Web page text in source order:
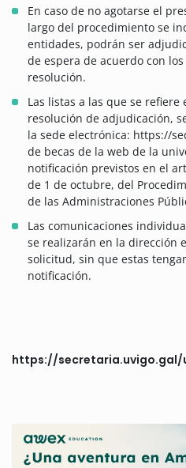
En caso de no agotarse el
largo del procedimiento se
entidades, podrán ser
de espera de acuerdo con
resolución.
Las listas a las que se refiere
resolución de adjudicación,
la sede electrónica: https://
de becas de la web de la
notificación previstos en el
de 1 de octubre, del
de las Administraciones
Las comunicaciones
se realizarán en la dirección
solicitud, sin que estas
notificación.